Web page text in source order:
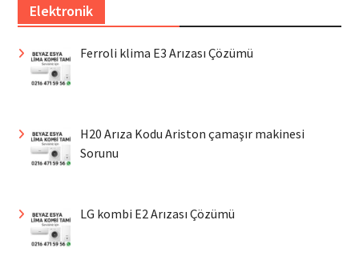
Elektronik
Ferroli klima E3 Arızası Çözümü
H20 Arıza Kodu Ariston çamaşır makinesi
Sorunu
LG kombi E2 Arızası Çözümü